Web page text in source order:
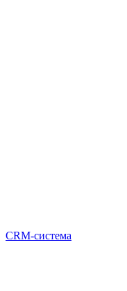
CRM-система